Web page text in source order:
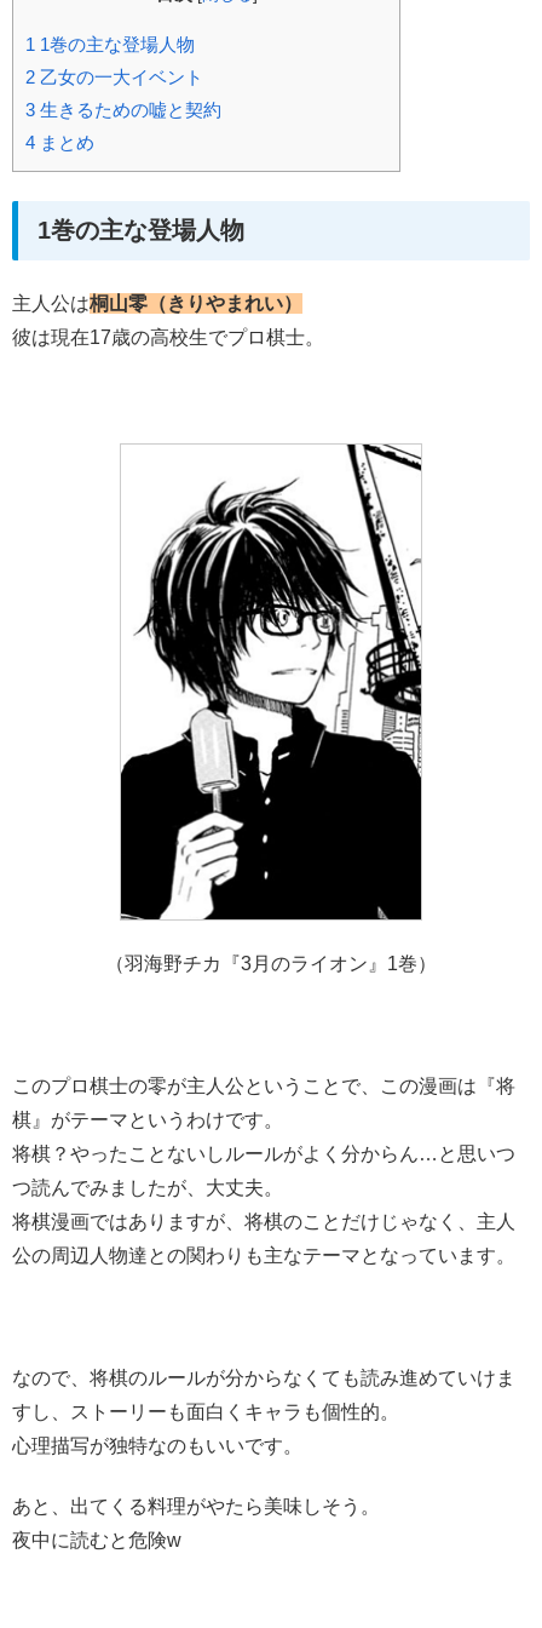
1 1巻の主な登場人物
2 乙女の一大イベント
3 生きるための嘘と契約
4 まとめ
1巻の主な登場人物
主人公は桐山零（きりやまれい）
彼は現在17歳の高校生でプロ棋士。
（羽海野チカ『3月のライオン』1巻）
このプロ棋士の零が主人公ということで、この漫画は『将
棋』がテーマというわけです。
将棋？やったことないしルールがよく分からん…と思いつ
つ読んでみましたが、大丈夫。
将棋漫画ではありますが、将棋のことだけじゃなく、主人
公の周辺人物達との関わりも主なテーマとなっています。
なので、将棋のルールが分からなくても読み進めていけま
すし、ストーリーも面白くキャラも個性的。
心理描写が独特なのもいいです。
あと、出てくる料理がやたら美味しそう。
夜中に読むと危険w